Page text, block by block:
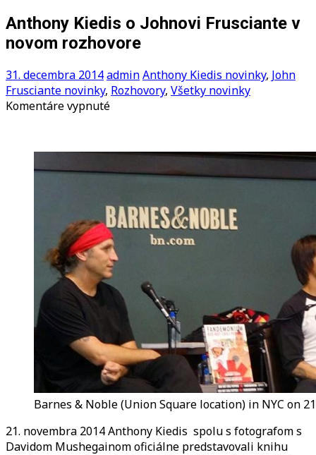
Anthony Kiedis o Johnovi Frusciante v
novom rozhovore
31. decembra 2014adminAnthony Kiedis novinky, John
Frusciante novinky, Rozhovory, Všetky novinky
Komentáre vypnuténa
o
novom
rozhovore
Barnes & Noble (Union Square location) in NYC on
21. novembra 2014 Anthony Kiedis spolu s fotografom s
Davidom Mushegainom oficiálne predstavovali knihu